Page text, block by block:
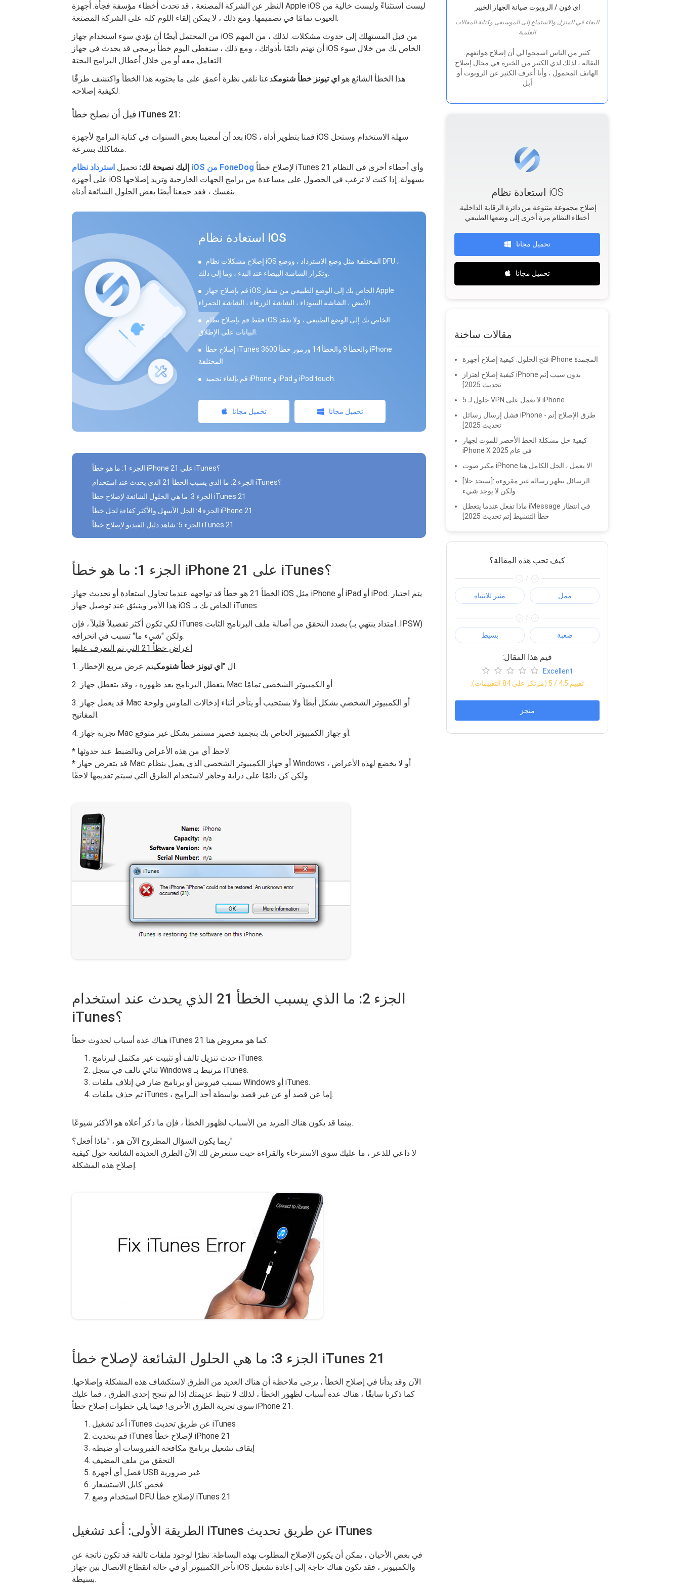
النظر عن الشركة المصنعة ، قد تحدث أخطاء مؤسفة فجأة. أجهزة Apple iOS ليست استثناءً وليست خالية من
العيوب تمامًا في تصميمها. ومع ذلك ، لا يمكن إلقاء اللوم كله على الشركة المصنعة.
من المحتمل أيضًا أن يؤدي سوء استخدام جهاز iOS من قبل المستهلك إلى حدوث مشكلات. لذلك ، من المهم
أن تهتم دائمًا بأدواتك ، ومع ذلك ، سنغطي اليوم خطأ برمجي قد يحدث في جهاز iOS الخاص بك من خلال سوء
التعامل معه أو من خلال أعطال البرامج البحتة.
هذا الخطأ الشائع هو اي تيونز خطأ شنومكدعنا نلقي نظرة أعمق على ما يحتويه هذا الخطأ واكتشف طرقًا
لكيفية إصلاحه.
قبل أن نصلح خطأ iTunes 21:
بعد أن أمضينا بعض السنوات في كتابة البرامج لأجهزة iOS ، قمنا بتطوير أداة iOS سهلة الاستخدام وستحل
مشاكلك بسرعة.
إليك نصيحة لك: تحميل استرداد نظام iOS من FoneDog
على أجهزة iOS بسهولة. إذا كنت لا ترغب في الحصول على مساعدة من برامج الجهات الخارجية وتريد إصلاحها
بنفسك ، فقد جمعنا أيضًا بعض الحلول الشائعة أدناه.
استعادة نظام iOS
إصلاح مشكلات نظام iOS المختلفة مثل وضع الاسترداد ، ووضع DFU ،
قم بإصلاح جهاز iOS الخاص بك إلى الوضع الطبيعي من شعار Apple
فقط قم بإصلاح نظام iOS الخاص بك إلى الوضع الطبيعي ، ولا تفقد
إصلاح خطأ iTunes 3600 والخطأ 9 والخطأ 14 ورموز خطأ iPhone
المختلفة
قم بإلغاء تجميد iPhone و iPad و iPod touch.
تحميل مجانا تحميل مجانا
الجزء 1: ما هو خطأ iPhone 21 على iTunes؟
الجزء 2: ما الذي يسبب الخطأ 21 الذي يحدث عند استخدام iTunes؟
الجزء 3: ما هي الحلول الشائعة لإصلاح خطأ iTunes 21
الجزء 4: الحل الأسهل والأكثر كفاءة لحل خطأ iPhone 21
الجزء 5: شاهد دليل الفيديو لإصلاح خطأ iTunes 21
الجزء 1: ما هو خطأ iPhone 21 على iTunes؟
الخطأ 21 هو خطأ قد تواجهه عندما تحاول استعادة أو تحديث جهاز iOS مثل iPhone أو iPad أو iPod. يتم اختبار
هذا الأمر وينبثق عند توصيل جهاز iOS الخاص بك بـ iTunes.
لكي تكون أكثر تفصيلاً قليلاً ، فإن iTunes بصدد التحقق من أصالة ملف البرنامج الثابت (امتداد ينتهي بـ .IPSW)
ولكن "شيء ما" تسبب في انحرافه.
أعراض خطأ 21 التي تم التعرف عليها
1. ال "اي تيونز خطأ شنومك
يتم عرض مربع الإخطار.
2. يتعطل البرنامج بعد ظهوره ، وقد يتعطل جهاز Mac أو الكمبيوتر الشخصي تمامًا.
3. قد يعمل جهاز Mac أو الكمبيوتر الشخصي بشكل أبطأ ولا يستجيب أو يتأخر أثناء إدخالات الماوس ولوحة
المفاتيح.
4. تجربة جهاز Mac أو جهاز الكمبيوتر الخاص بك بتجميد قصير مستمر بشكل غير متوقع.
* لاحظ أي من هذه الأعراض وبالضبط عند حدوثها.
* قد يتعرض جهاز Mac أو جهاز الكمبيوتر الشخصي الذي يعمل بنظام Windows أو لا يخضع لهذه الأعراض ،
ولكن كن دائمًا على دراية وجاهز لاستخدام الطرق التي سيتم تقديمها لاحقًا.
الجزء 2: ما الذي يسبب الخطأ 21 الذي يحدث عند استخدام
iTunes؟
هناك عدة أسباب لحدوث خطأ iTunes 21 كما هو معروض هنا.
حدث تنزيل تالف أو تثبيت غير مكتمل لبرنامج iTunes.
ثنائي تالف في سجل Windows مرتبط بـ iTunes.
تسبب فيروس أو برنامج ضار في إتلاف ملفات Windows أو iTunes.
تم حذف ملفات iTunes ، إما عن قصد أو عن غير قصد بواسطة أحد البرامج.
بينما قد يكون هناك المزيد من الأسباب لظهور الخطأ ، فإن ما ذكر أعلاه هو الأكثر شيوعًا.
ربما يكون السؤال المطروح الآن هو ، "ماذا أفعل؟"
لا داعي للذعر ، ما عليك سوى الاسترخاء والقراءة حيث سنعرض لك الآن الطرق العديدة الشائعة حول كيفية
إصلاح هذه المشكلة.
الجزء 3: ما هي الحلول الشائعة لإصلاح خطأ iTunes 21
الآن وقد بدأنا في إصلاح الخطأ ، يرجى ملاحظة أن هناك العديد من الطرق لاستكشاف هذه المشكلة وإصلاحها.
كما ذكرنا سابقًا ، هناك عدة أسباب لظهور الخطأ ، لذلك لا تثبط عزيمتك إذا لم تنجح إحدى الطرق ، فما عليك
سوى تجربة الطرق الأخرى! فيما يلي خطوات إصلاح خطأ iPhone 21.
أعد تشغيل iTunes عن طريق تحديث iTunes
قم بتحديث iTunes لإصلاح خطأ iPhone 21
إيقاف تشغيل برنامج مكافحة الفيروسات أو ضبطه
التحقق من ملف المضيف
فصل أي أجهزة USB غير ضرورية
فحص كابل الاستشعار
استخدام وضع DFU لإصلاح خطأ iTunes 21
الطريقة الأولى: أعد تشغيل iTunes عن طريق تحديث iTunes
في بعض الأحيان ، يمكن أن يكون الإصلاح المطلوب بهذه البساطة. نظرًا لوجود ملفات تالفة قد تكون ناتجة عن
تأخر الكمبيوتر أو في حالة انقطاع الاتصال بين جهاز iOS والكمبيوتر ، فقد تكون هناك حاجة إلى إعادة تشغيل
بسيطة.
اي فون / الروبوت صيانة الجهاز الخبير
البقاء في المنزل والاستماع إلى الموسيقى وكتابة المقالات
العلمية
النقالة ، لذلك لدي الكثير من الخبرة في مجال إصلاح
الهاتف المحمول ، وأنا أعرف الكثير عن الروبوت أو
أبل
استعادة نظام iOS
أخطاء النظام مرة أخرى إلى وضعها الطبيعي
تحميل مجانا
تحميل مجانا
مقالات ساخنة
فتح الحلول: كيفية إصلاح أجهزة iPhone المجمدة
كيفية إصلاح اهتزاز iPhone بدون سبب [تم
تحديث 2025]
5 حلول لـ VPN لا تعمل على iPhone
فشل إرسال رسائل iPhone - طرق الإصلاح [تم
تحديث 2025]
كيفية حل مشكلة الخط الأخضر للموت لجهاز
iPhone X في عام 2025
مكبر صوت iPhone لا يعمل ، الحل الكامل هنا!
ولكن لا يوجد شيء
ماذا تفعل عندما يتعطل iMessage في انتظار
خطأ التنشيط [تم تحديث 2025]
كيف تحب هذه المقالة؟
/
مثير للانتباه ممل
/
بسيط صعبة
:قيم هذا المقال
Excellent
:تقييم 4.5 / 5 (مرتكز على 84 التقييمات)
منجز